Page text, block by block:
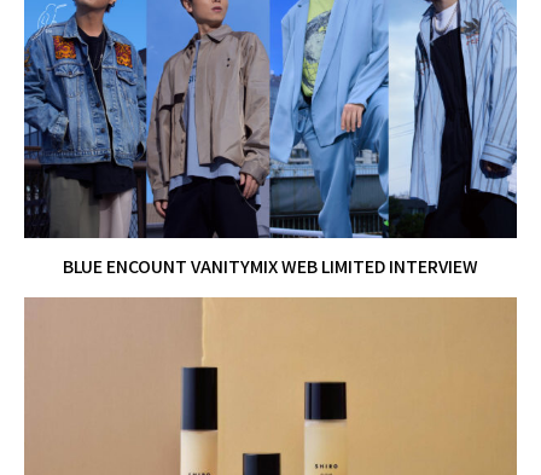
BLUE ENCOUNT VANITYMIX WEB LIMITED INTERVIEW